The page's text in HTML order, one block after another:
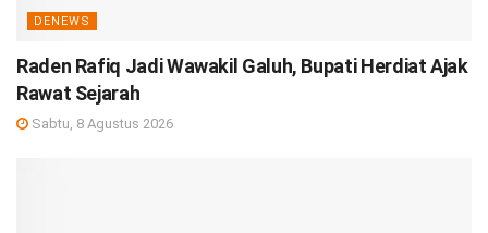
DENEWS
Raden Rafiq Jadi Wawakil Galuh, Bupati Herdiat Ajak
Rawat Sejarah
Sabtu, 8 Agustus 2026